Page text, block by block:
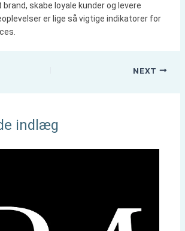
skabe loyale kunder og levere
er lige så vigtige indikatorer for
NEXT
indlæg